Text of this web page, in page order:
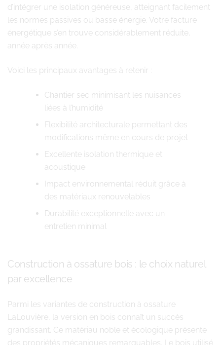
d’intégrer une isolation généreuse, atteignant facilement
les normes passives ou basse énergie. Votre facture
énergétique s’en trouve considérablement réduite,
année après année.
Voici les principaux avantages à retenir :
Chantier sec minimisant les nuisances
liées à l’humidité
Flexibilité architecturale permettant des
modifications même en cours de projet
Excellente isolation thermique et
acoustique
Impact environnemental réduit grâce à
des matériaux renouvelables
Durabilité exceptionnelle avec un
entretien minimal
Construction à ossature bois : le choix naturel
par excellence
Parmi les variantes de construction à ossature
LaLouvière, la version en bois connaît un succès
grandissant. Ce matériau noble et écologique présente
des propriétés mécaniques remarquables. Le bois utilisé